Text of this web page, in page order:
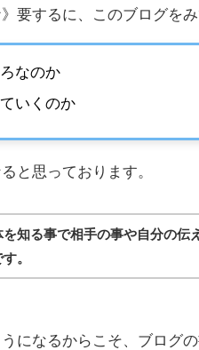
要するに、このブログを
なのか
いくのか
と思っております。
知る事で相手の事や自分の伝
。
になるからこそ、ブログ